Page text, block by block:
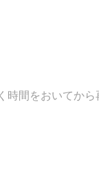
間をおいてから